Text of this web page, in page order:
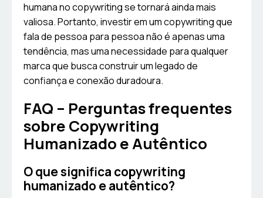
humana no copywriting se tornará ainda mais
valiosa. Portanto, investir em um copywriting que
fala de pessoa para pessoa não é apenas uma
tendência, mas uma necessidade para qualquer
marca que busca construir um legado de
confiança e conexão duradoura.
FAQ – Perguntas frequentes
sobre Copywriting
Humanizado e Autêntico
O que significa copywriting
humanizado e autêntico?